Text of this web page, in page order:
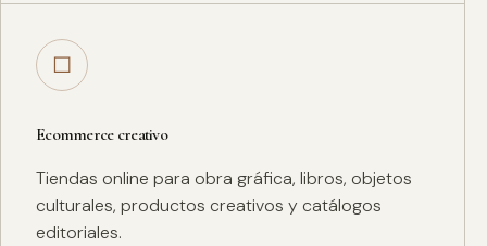
□
Ecommerce creativo
Tiendas online para obra gráfica, libros, objetos
culturales, productos creativos y catálogos
editoriales.